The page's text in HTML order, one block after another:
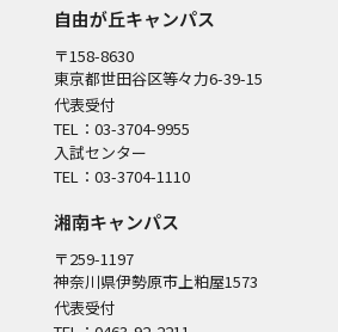
自由が丘キャンパス
〒158-8630
東京都世田谷区等々力6-39-15
代表受付
TEL：03-3704-9955
入試センター
TEL：03-3704-1110
湘南キャンパス
〒259-1197
神奈川県伊勢原市上粕屋1573
代表受付